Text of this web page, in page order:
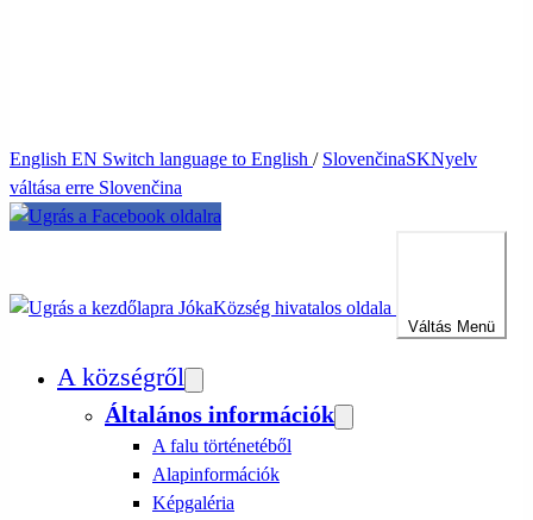
English EN Switch language to English / SlovenčinaSKNyelv
váltása erre Slovenčina
JókaKözség hivatalos oldala
Váltás Menü
A községről
Általános információk
A falu történetéből
Alapinformációk
Képgaléria